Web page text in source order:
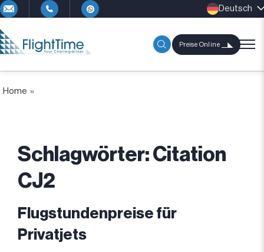
Deutsch
Preise Online
Home »
Schlagwörter: Citation
CJ2
Flugstundenpreise für
Privatjets